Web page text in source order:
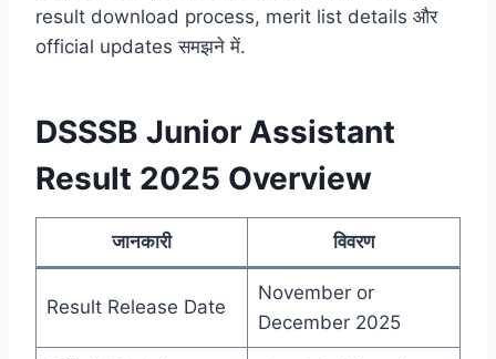
result download process, merit list details और
official updates समझने में.
DSSSB Junior Assistant
Result 2025 Overview
जानकारी विवरण
Result Release Date
November or
December 2025